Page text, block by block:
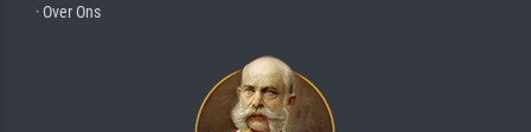
· Over Ons